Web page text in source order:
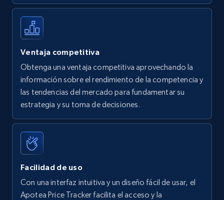
Specifications, Image urls, Top reviews, and
more.
5.6K+ 875+
Walmart - products - Find new products by
using specific category URL
URL, Final price, Sku, Currency, Gtin,
Specifications, Image urls, Top reviews, and
more.
Ventaja competitiva
Obtenga una ventaja competitiva aprovechando la
información sobre el rendimiento de la competencia y
las tendencias del mercado para fundamentar su
estrategia y su toma de decisiones.
Facilidad de uso
Con una interfaz intuitiva y un diseño fácil de usar, el
Apotea Price Tracker facilita el acceso y la